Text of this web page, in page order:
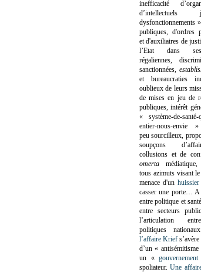
inefficacité
dysfonctionnements
publiques, d'ordres
et d'auxiliaires de
l’Etat dans
régaliennes,
sanctionnées,
et bureaucraties
oublieux de leurs
de mises en jeu de
publiques, intérêt
« système-de-santé-
entier-nous-envie »
peu sourcilleux,
soupçons
collusions et de
omerta médiatique,
tous azimuts visant
menace d'un
casser une porte… A
entre politique et
entre secteurs
l’articulation
politiques
l’affaire Krief
d’un « antisémitisme
un «
spoliateur.Une